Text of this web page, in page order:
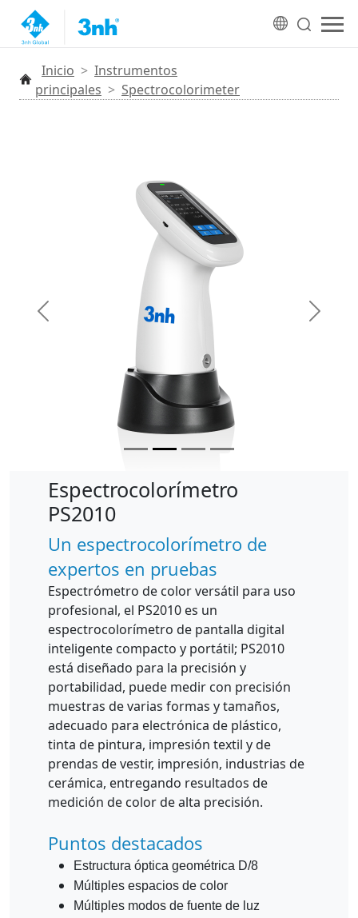
Inicio > Instrumentos
principales > Spectrocolorimeter
Anterior
Espectrocolorímetro
PS2010
Un espectrocolorímetro de
expertos en pruebas
Espectrómetro de color versátil para uso
profesional, el PS2010 es un
espectrocolorímetro de pantalla digital
inteligente compacto y portátil; PS2010
está diseñado para la precisión y
portabilidad, puede medir con precisión
muestras de varias formas y tamaños,
adecuado para electrónica de plástico,
tinta de pintura, impresión textil y de
prendas de vestir, impresión, industrias de
cerámica, entregando resultados de
medición de color de alta precisión.
Puntos destacados
Estructura óptica geométrica D/8
Múltiples espacios de color
Múltiples modos de fuente de luz